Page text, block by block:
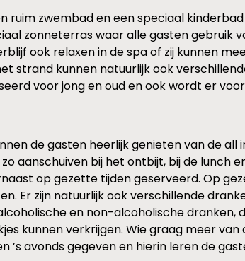
ruim zwembad en een speciaal
zonneterras waar alle gasten gebruik
ook relaxen in de spa of zij kunnen
strand kunnen natuurlijk ook
voor jong en oud en ook wordt er
de gasten heerlijk genieten van de
aanschuiven bij het ontbijt, bij de
op gezette tijden geserveerd. Op
Er zijn natuurlijk ook verschillende
en non-alcoholische
kunnen verkrijgen. Wie graag meer
’s avonds gegeven en hierin leren de